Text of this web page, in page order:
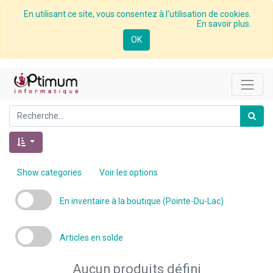
En utilisant ce site, vous consentez à l'utilisation de cookies.
En savoir plus.
OK
Show categories Voir les options
En inventaire à la boutique (Pointe-Du-Lac)
Articles en solde
Aucun produits défini